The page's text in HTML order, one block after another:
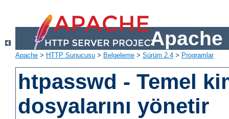
Apache
Apache > HTTP Sunucusu > Belgeleme > Sürüm 2.4 > Programlar
htpasswd - Temel
dosyalarını yönetir